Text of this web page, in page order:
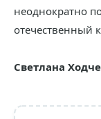
неоднократно
отечественный
Светлана